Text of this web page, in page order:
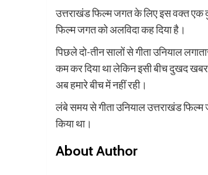
उत्तराखंड फिल्म जगत के लिए इस वक्त एक
फिल्म जगत को अलविदा कह दिया है।
पिछले दो-तीन सालों से गीता उनियाल
कम कर दिया था लेकिन इसी बीच दुखद
अब हमारे बीच में नहीं रही।
लंबे समय से गीता उनियाल उत्तराखंड
किया था।
About Author